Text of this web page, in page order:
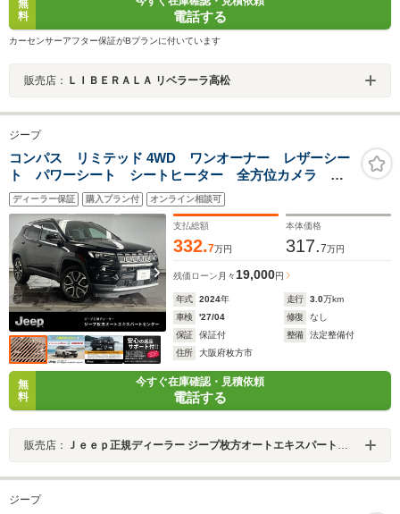
無
料
電話する
カーセンサーアフター保証がBプランに付いています
販売店： ＬＩＢＥＲＡＬＡ リベラーラ高松
ジープ
コンパス リミテッド 4WD ワンオーナー レザーシー
ト パワーシート シートヒーター 全方位カメラ
純正ナビゲーション AppleCarplay Bluetooth パワ
ーリアゲート LED パーキングセンサー 純正18イン
チAW ETC 新車保証継承
ディーラー保証 購入プラン付 オンライン相談可
支払総額
332.7万円
本体価格
317.7万円
残価ローン 月々19,000円
年式 2024年 走行 3.0万km
車検
'27/04 修復
なし
保証
保証付 整備
法定整備付
住所
大阪府枚方市
無
料
今すぐ在庫確認・見積依頼
電話する
販売店： Ｊｅｅｐ正規ディーラー ジープ枚方オートエキスパートセンター
ジープ